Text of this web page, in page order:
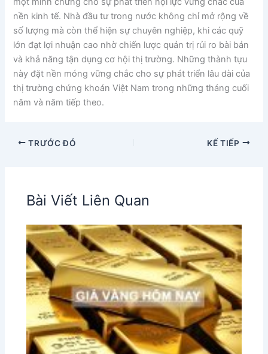
nền kinh tế. Nhà đầu tư trong nước không chỉ mở rộng về
số lượng mà còn thể hiện sự chuyên nghiệp, khi các quỹ
lớn đạt lợi nhuận cao nhờ chiến lược quản trị rủi ro bài bản
và khả năng tận dụng cơ hội thị trường. Những thành tựu
này đặt nền móng vững chắc cho sự phát triển lâu dài của
thị trường chứng khoán Việt Nam trong những tháng cuối
năm và năm tiếp theo.
TRƯỚC ĐÓ KẾ TIẾP
Bài Viết Liên Quan